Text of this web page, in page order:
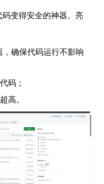
变得安全的神器。亮
，确保代码运行不影响
码；
高。